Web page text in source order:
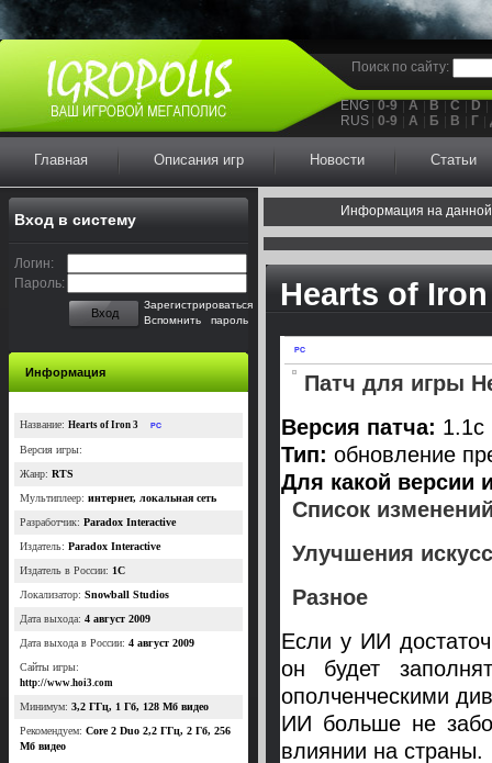
Поиск по сайту:
ENG 0-9 A B C
D
RUS 0-9 А Б В Г
Главная Описания игр Новости Статьи
Вход в систему
Логин:
Пароль:
Вход
Зарегистрироваться
Вспомнить пароль
Информация
Название: Hearts of Iron 3 PC
Версия игры:
Жанр: RTS
Мультиплеер: интернет, локальная сеть
Разработчик: Paradox Interactive
Издатель: Paradox Interactive
Издатель в России: 1C
Локализатор: Snowball Studios
Дата выхода: 4 август 2009
Дата выхода в России: 4 август 2009
Сайты игры:
http://www.hoi3.com
Минимум: 3,2 ГГц, 1 Гб, 128 Мб видео
Рекомендуем: Core 2 Duo 2,2 ГГц, 2 Гб, 256
Мб видео
Информация на
Hearts of
PC
Патч для игры
Версия патча: 1.1c
Тип: обновление
Для какой версии
Список
Улучшения
Разное
Если у ИИ
он будет
ополченческими
ИИ больше не
влиянии на страны.